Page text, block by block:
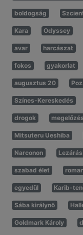
boldogság
Kara Odyssey
avar harcászat
fokos gyakorlat
augusztus 20
Színes-Kereskedés
drogok megelőzés
Mitsuteru Ueshiba
Narconon
szabad élet
egyedül Karib-
Sába királynő
Goldmark Károly